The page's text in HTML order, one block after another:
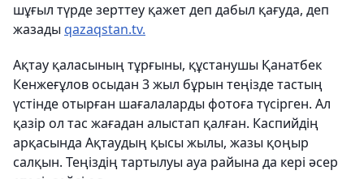
шұғыл түрде зерттеу қажет деп дабыл қағуда, деп
жазады qazaqstan.tv.
Ақтау қаласының тұрғыны, құстанушы Қанатбек
Кенжеғұлов осыдан 3 жыл бұрын теңізде тастың
үстінде отырған шағалаларды фотоға түсірген. Ал
қазір ол тас жағадан алыстап қалған. Каспийдің
арқасында Ақтаудың қысы жылы, жазы қоңыр
салқын. Теңіздің тартылуы ауа райына да кері әсер